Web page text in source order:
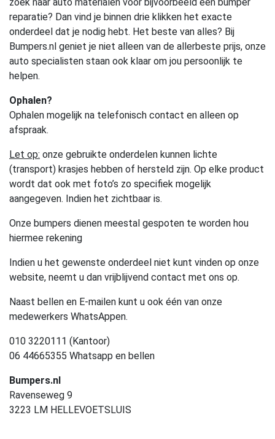
reparatie? Dan vind je binnen drie klikken het exacte
onderdeel dat je nodig hebt. Het beste van alles? Bij
Bumpers.nl geniet je niet alleen van de allerbeste prijs, onze
auto specialisten staan ook klaar om jou persoonlijk te
helpen.
Ophalen?
Ophalen mogelijk na telefonisch contact en alleen op
afspraak.
Let op: onze gebruikte onderdelen kunnen lichte
(transport) krasjes hebben of hersteld zijn. Op elke product
wordt dat ook met foto’s zo specifiek mogelijk
aangegeven. Indien het zichtbaar is.
Onze bumpers dienen meestal gespoten te worden hou
hiermee rekening
Indien u het gewenste onderdeel niet kunt vinden op onze
website, neemt u dan vrijblijvend contact met ons op.
Naast bellen en E-mailen kunt u ook één van onze
medewerkers WhatsAppen.
010 3220111 (Kantoor)
06 44665355 Whatsapp en bellen
Bumpers.nl
Ravenseweg 9
3223 LM HELLEVOETSLUIS